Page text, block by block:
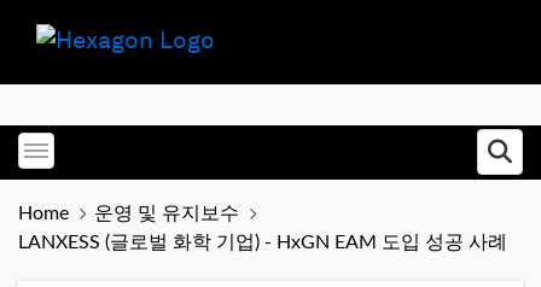
Toggle menubar
Home
운영 및 유지보수
LANXESS (글로벌 화학 기업) - HxGN EAM 도입 성공 사례